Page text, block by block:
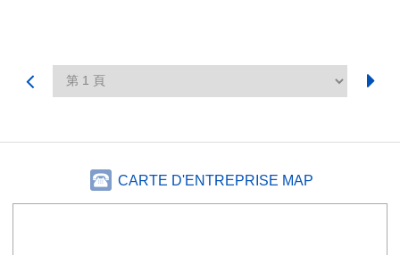
CARTE D'ENTREPRISE MAP